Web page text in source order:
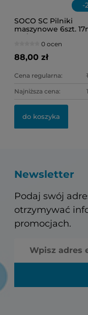
-
SOCO SC Pilniki
maszynowe 6szt.
.08/17
0 ocen
88,00 zł
Cena regularna:
Najniższa cena:
do koszyka
Newsletter
Podaj swój
otrzymywać
promocjach.